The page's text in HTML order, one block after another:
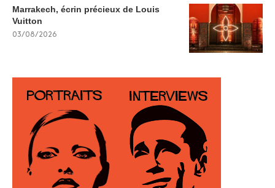
Marrakech, écrin précieux de Louis
Vuitton
03/08/2026